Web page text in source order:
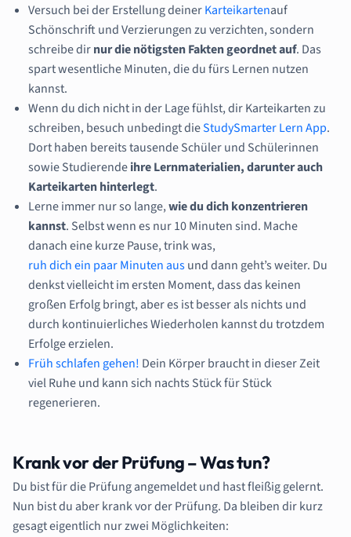
Versuch bei der Erstellung deinerKarteikartenauf
Schönschrift und Verzierungen zu verzichten, sondern
schreibe dirnur die nötigsten Fakten geordnet auf. Das
spart wesentliche Minuten, die du fürs Lernen nutzen
kannst.
Wenn du dich nicht in der Lage fühlst, dir Karteikarten zu
schreiben, besuch unbedingt dieStudySmarter Lern App.
Dort haben bereits tausende Schüler und Schülerinnen
sowie Studierendeihre Lernmaterialien, darunter auch
Karteikarten hinterlegt.
Lerne immer nur so lange,wie du dich konzentrieren
kannst. Selbst wenn es nur 10 Minuten sind. Mache
danach eine kurze Pause, trink was,
ruh dich ein paar Minuten ausund dann geht’s weiter. Du
denkst vielleicht im ersten Moment, dass das keinen
großen Erfolg bringt, aber es ist besser als nichts und
durch kontinuierliches Wiederholen kannst du trotzdem
Erfolge erzielen.
Früh schlafen gehen! Dein Körper braucht in dieser Zeit
viel Ruhe und kann sich nachts Stück für Stück
regenerieren.
Krank vor der Prüfung – Was tun?
Du bist für die Prüfung angemeldet und hast fleißig gelernt.
Nun bist du aber krank vor der Prüfung. Da bleiben dir kurz
gesagt eigentlich nur zwei Möglichkeiten: